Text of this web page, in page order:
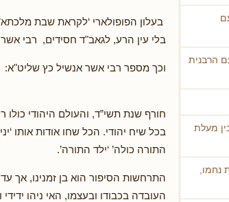
הרבנית
מעלת
נחמו,
בעלון הפופולארי ‘לקראת שבת
בלי עין הרע, לגאב"ד חסידים, רבי
וכך מספר רבי אשר אנשיל כץ שליט"א:
חורף שנת תשי”ד, והעולם היהודי
בכל שיח יהודי. הכל שחו אודות אותו
התורה כולה’ ‘ילד התורה’.
התרחשות הסיפור הוא בן זמנינו, אך
העובדה בכבודו ובעצמו, האי ניהו